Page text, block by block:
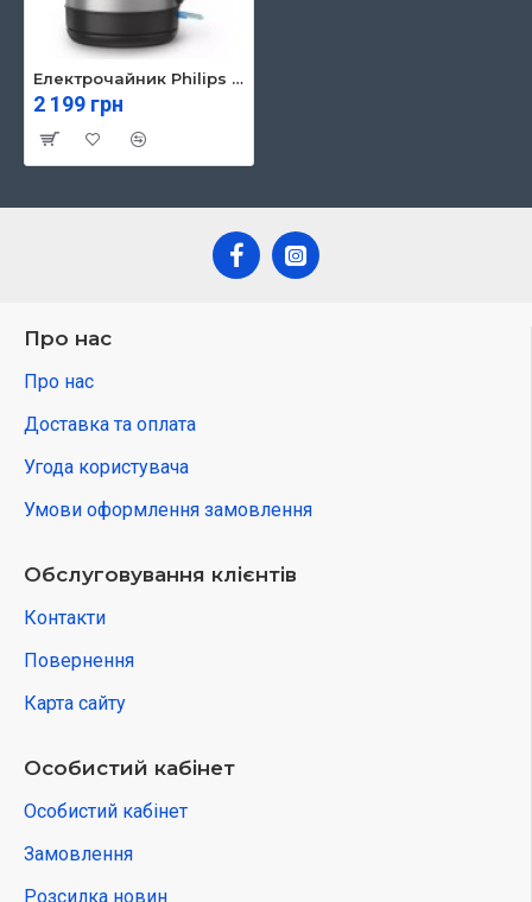
Електрочайник Philips HD9350/90
2 199 грн
Про нас
Про нас
Доставка та оплата
Угода користувача
Умови оформлення замовлення
Обслуговування клієнтів
Контакти
Повернення
Карта сайту
Особистий кабінет
Особистий кабінет
Замовлення
Розсилка новин